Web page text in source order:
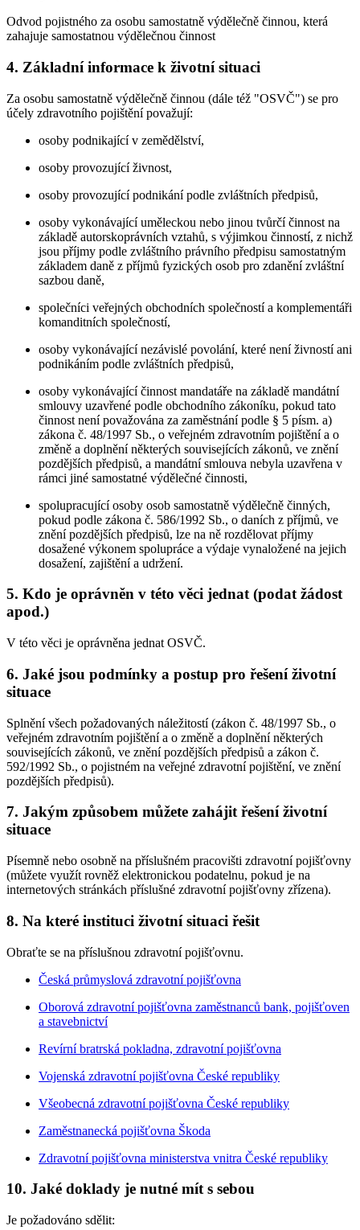
Odvod pojistného za osobu samostatně výdělečně činnou, která
zahajuje samostatnou výdělečnou činnost
4. Základní informace k životní situaci
Za osobu samostatně výdělečně činnou (dále též "OSVČ") se pro
účely zdravotního pojištění považují:
osoby podnikající v zemědělství,
osoby provozující živnost,
osoby provozující podnikání podle zvláštních předpisů,
osoby vykonávající uměleckou nebo jinou tvůrčí činnost na
základě autorskoprávních vztahů, s výjimkou činností, z nichž
jsou příjmy podle zvláštního právního předpisu samostatným
základem daně z příjmů fyzických osob pro zdanění zvláštní
sazbou daně,
společníci veřejných obchodních společností a komplementáři
komanditních společností,
osoby vykonávající nezávislé povolání, které není živností ani
podnikáním podle zvláštních předpisů,
osoby vykonávající činnost mandatáře na základě mandátní
smlouvy uzavřené podle obchodního zákoníku, pokud tato
činnost není považována za zaměstnání podle § 5 písm. a)
zákona č. 48/1997 Sb., o veřejném zdravotním pojištění a o
změně a doplnění některých souvisejících zákonů, ve znění
pozdějších předpisů, a mandátní smlouva nebyla uzavřena v
rámci jiné samostatné výdělečné činnosti,
spolupracující osoby osob samostatně výdělečně činných,
pokud podle zákona č. 586/1992 Sb., o daních z příjmů, ve
znění pozdějších předpisů, lze na ně rozdělovat příjmy
dosažené výkonem spolupráce a výdaje vynaložené na jejich
dosažení, zajištění a udržení.
5. Kdo je oprávněn v této věci jednat (podat žádost
apod.)
V této věci je oprávněna jednat OSVČ.
6. Jaké jsou podmínky a postup pro řešení životní
situace
Splnění všech požadovaných náležitostí (zákon č. 48/1997 Sb., o
veřejném zdravotním pojištění a o změně a doplnění některých
souvisejících zákonů, ve znění pozdějších předpisů a zákon č.
592/1992 Sb., o pojistném na veřejné zdravotní pojištění, ve znění
pozdějších předpisů).
7. Jakým způsobem můžete zahájit řešení životní
situace
Písemně nebo osobně na příslušném pracovišti zdravotní pojišťovny
(můžete využít rovněž elektronickou podatelnu, pokud je na
internetových stránkách příslušné zdravotní pojišťovny zřízena).
8. Na které instituci životní situaci řešit
Obraťte se na příslušnou zdravotní pojišťovnu.
Česká průmyslová zdravotní pojišťovna
Oborová zdravotní pojišťovna zaměstnanců bank, pojišťoven
a stavebnictví
Revírní bratrská pokladna, zdravotní pojišťovna
Vojenská zdravotní pojišťovna České republiky
Všeobecná zdravotní pojišťovna České republiky
Zaměstnanecká pojišťovna Škoda
Zdravotní pojišťovna ministerstva vnitra České republiky
10. Jaké doklady je nutné mít s sebou
Je požadováno sdělit: